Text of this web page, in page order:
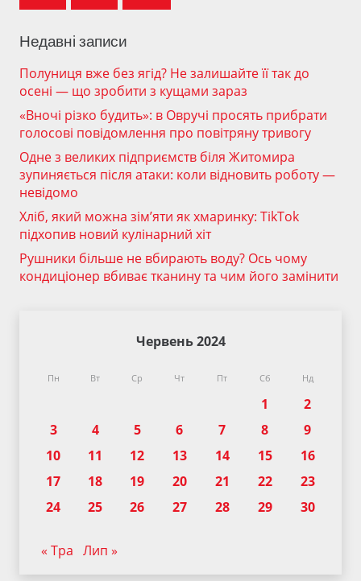
Недавні записи
Полуниця вже без ягід? Не залишайте її так до
осені — що зробити з кущами зараз
«Вночі різко будить»: в Овручі просять прибрати
голосові повідомлення про повітряну тривогу
Одне з великих підприємств біля Житомира
зупиняється після атаки: коли відновить роботу —
невідомо
Хліб, який можна зім’яти як хмаринку: TikTok
підхопив новий кулінарний хіт
Рушники більше не вбирають воду? Ось чому
кондиціонер вбиває тканину та чим його замінити
Червень 2024
Пн Вт Ср Чт Пт Сб Нд
1
2
3
4 5 6 7 8
9
10
11 12 13 14 15
16
17
18 19 20 21 22
23
24
25 26 27 28 29 30
« Тра Лип »